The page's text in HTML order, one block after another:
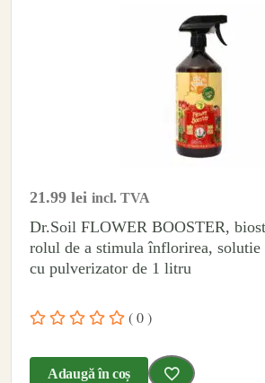
21.99 lei incl. TVA
Dr.Soil FLOWER BOOSTER,
rolul de a stimula înflorirea, solutie
cu pulverizator de 1 litru
( 0 )
Adaugă în coș